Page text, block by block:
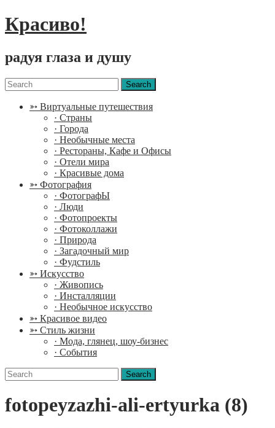
Красиво!
радуя глаза и душу
Menu
Search
for:
➳ Виртуальные путешествия
· Страны
· Города
· Необычные места
· Рестораны, Кафе и Офисы
· Отели мира
· Красивые дома
➳ Фотография
· ФотографЫ
· Люди
· Фотопроекты
· Фотоколлажи
· Природа
· Загадочный мир
· Фудстиль
➳ Искусство
· Живопись
· Инсталляции
· Необычное искусство
➳ Красивое видео
➳ Стиль жизни
· Мода, глянец, шоу-бизнес
· События
Search
for:
fotopeyzazhi-ali-ertyurka (8)